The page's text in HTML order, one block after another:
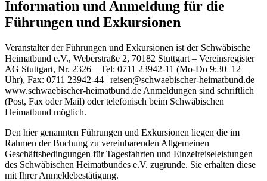
Information und Anmeldung für die
Führungen und Exkursionen
Veranstalter der Führungen und Exkursionen ist der Schwäbische
Heimatbund e.V., Weberstraße 2, 70182 Stuttgart – Vereinsregister
AG Stuttgart, Nr. 2326 – Tel: 0711 23942-11 (Mo-Do 9:30–12
Uhr), Fax: 0711 23942-44 | reisen@schwaebischer-heimatbund.de
www.schwaebischer-heimatbund.de Anmeldungen sind schriftlich
(Post, Fax oder Mail) oder telefonisch beim Schwäbischen
Heimatbund möglich.
Den hier genannten Führungen und Exkursionen liegen die im
Rahmen der Buchung zu vereinbarenden Allgemeinen
Geschäftsbedingungen für Tagesfahrten und Einzelreiseleistungen
des Schwäbischen Heimatbundes e.V. zugrunde. Sie erhalten diese
mit Ihrer Anmeldebestätigung.